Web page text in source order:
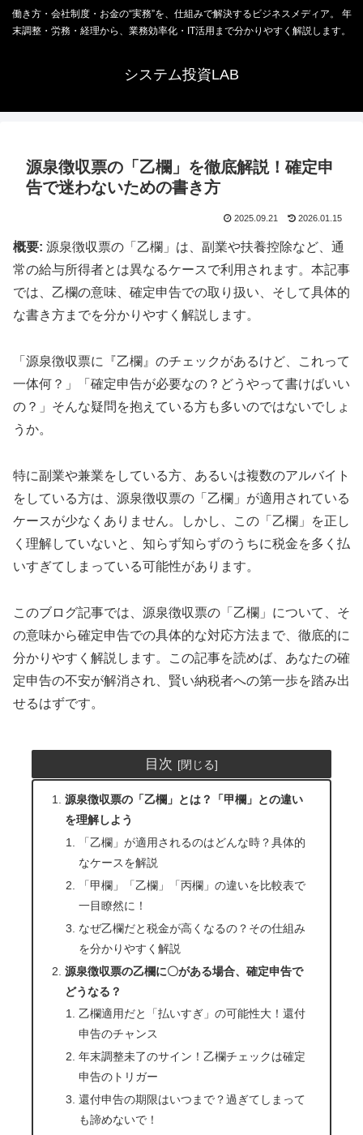
働き方・会社制度・お金の“実務”を、仕組みで解決するビジネスメディア。 年
末調整・労務・経理から、業務効率化・IT活用まで分かりやすく解説します。
システム投資LAB
源泉徴収票の「乙欄」を徹底解説！確定申
告で迷わないための書き方
2025.09.21 2026.01.15
概要: 源泉徴収票の「乙欄」は、副業や扶養控除など、通
常の給与所得者とは異なるケースで利用されます。本記事
では、乙欄の意味、確定申告での取り扱い、そして具体的
な書き方までを分かりやすく解説します。
「源泉徴収票に『乙欄』のチェックがあるけど、これって
一体何？」「確定申告が必要なの？どうやって書けばいい
の？」そんな疑問を抱えている方も多いのではないでしょ
うか。
特に副業や兼業をしている方、あるいは複数のアルバイト
をしている方は、源泉徴収票の「乙欄」が適用されている
ケースが少なくありません。しかし、この「乙欄」を正し
く理解していないと、知らず知らずのうちに税金を多く払
いすぎてしまっている可能性があります。
このブログ記事では、源泉徴収票の「乙欄」について、そ
の意味から確定申告での具体的な対応方法まで、徹底的に
分かりやすく解説します。この記事を読めば、あなたの確
定申告の不安が解消され、賢い納税者への第一歩を踏み出
せるはずです。
目次
源泉徴収票の「乙欄」とは？「甲欄」との違い
を理解しよう
「乙欄」が適用されるのはどんな時？具体的
なケースを解説
「甲欄」「乙欄」「丙欄」の違いを比較表で
一目瞭然に！
なぜ乙欄だと税金が高くなるの？その仕組み
を分かりやすく解説
源泉徴収票の乙欄に〇がある場合、確定申告で
どうなる？
乙欄適用だと「払いすぎ」の可能性大！還付
申告のチャンス
年末調整未了のサイン！乙欄チェックは確定
申告のトリガー
還付申告の期限はいつまで？過ぎてしまって
も諦めないで！